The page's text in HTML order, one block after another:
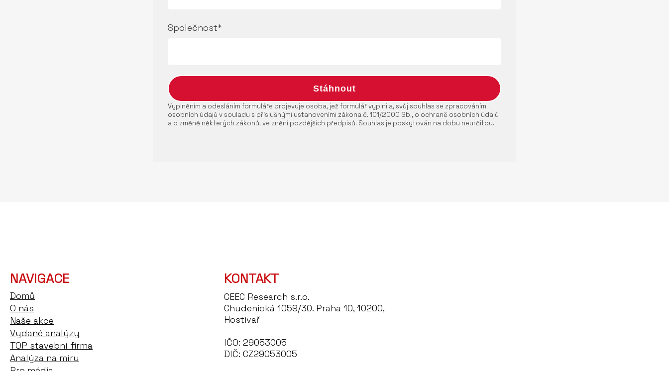
Společnost*
Vyplněním a odesláním formuláře projevuje osoba, jež formulář vyplnila, svůj souhlas se zpracováním
osobních údajů v souladu s příslušnými ustanoveními zákona č. 101/2000 Sb., o ochraně osobních údajů
a o změně některých zákonů, ve znění pozdějších předpisů. Souhlas je poskytován na dobu neurčitou.
NAVIGACE
Domů
O nás
Naše akce
Vydané analýzy
TOP stavební firma
Analýza na míru
KONTAKT
CEEC Research s.r.o.
Chudenická 1059/30. Praha 10, 10200,
Hostivař
IČO: 29053005
DIČ: CZ29053005